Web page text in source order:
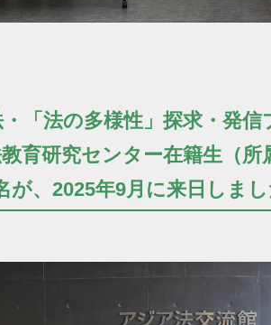
「法の多様性」探求・発
育研究センター在籍生（所
が、2025年9月に来日しま